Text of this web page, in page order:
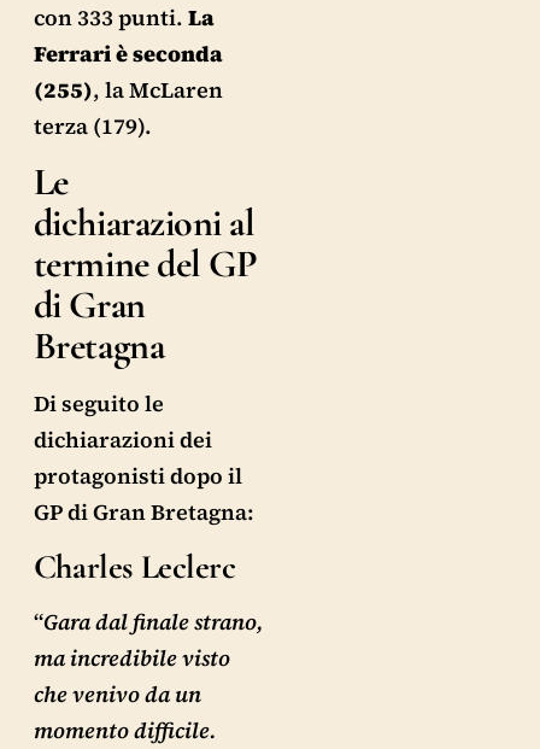
con 333 punti. La
Ferrari è seconda
(255), la McLaren
terza (179).
Le
dichiarazioni al
termine del GP
di Gran
Bretagna
Di seguito le
dichiarazioni dei
protagonisti dopo il
GP di Gran Bretagna:
Charles Leclerc
“Gara dal finale strano,
ma incredibile visto
che venivo da un
momento difficile.